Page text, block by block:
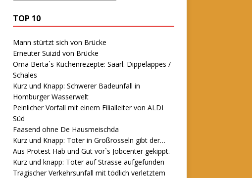
TOP 10
Mann stürtzt sich von Brücke
Erneuter Suizid von Brücke
Oma Berta`s Küchenrezepte: Saarl. Dippelappes /
Schales
Kurz und Knapp: Schwerer Badeunfall in
Homburger Wasserwelt
Peinlicher Vorfall mit einem Filialleiter von ALDI
Süd
Faasend ohne De Hausmeischda
Kurz und Knapp: Toter in Großrosseln gibt der…
Aus Protest Hab und Gut vor`s Jobcenter gekippt.
Kurz und knapp: Toter auf Strasse aufgefunden
Tragischer Verkehrsunfall mit tödlich verletztem